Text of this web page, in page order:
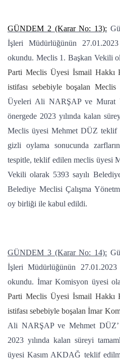
GÜNDEM 2 (Karar No: 13):
İşleri Müdürlüğünün
okundu. Meclis 1. Başkan Vekili
Parti Meclis Üyesi İsmail Hakkı
istifası sebebiyle boşalan
Üyeleri Ali NARŞAP ve Murat
önergede 2023 yılında kalan
Meclis üyesi Mehmet DÜZ
gizli oylama sonucunda
tespitle, teklif edilen meclis üyesi
Vekili olarak 5393 sayılı
Belediye Meclisi Çalışma
oy birliği ile kabul edildi.
GÜNDEM 3 (Karar No: 14):
İşleri Müdürlüğünün 27.01.2023
okundu. İmar Komisyon üyesi
Parti Meclis Üyesi İsmail Hakkı
istifası sebebiyle boşalan İmar
Ali NARŞAP ve Mehmet DÜZ’
2023 yılında kalan süreyi
üyesi Kasım AKDAĞ teklif